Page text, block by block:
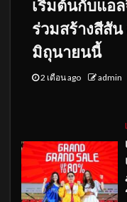
เริ่มต้นกับแอ
ร่วมสร้างสีสั
มิถุนายนนี้
2 เดือน ago admin